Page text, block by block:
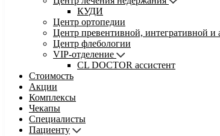
КУДИ
Центр ортопедии
Центр превентивной, интегративной
Центр флебологии
VIP-отделение
CL DOCTOR ассистент
Стоимость
Акции
Комплексы
Чекапы
Специалисты
Пациенту